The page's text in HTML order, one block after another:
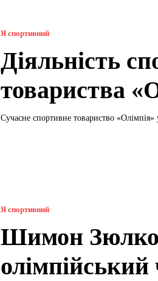
Я спортивний
Діяльність
товариства
Сучасне спортивне товариство
Я спортивний
Шимон
олімпійський